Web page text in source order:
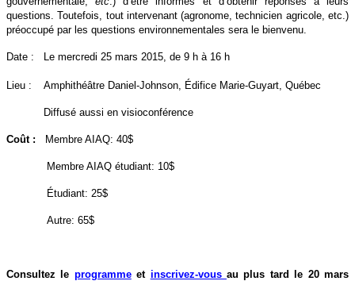
questions. Toutefois, tout intervenant (agronome, technicien agricole, etc.)
préoccupé par les questions environnementales sera le bienvenu.
Date : Le mercredi 25 mars 2015, de 9 h à 16 h
Lieu : Amphithéâtre Daniel-Johnson, Édifice Marie-Guyart, Québec
Diffusé aussi en visioconférence
Coût : Membre AIAQ: 40$
Membre AIAQ étudiant: 10$
Étudiant: 25$
Autre: 65$
Consultez le programmeet inscrivez-vousau plus tard le 20 mars